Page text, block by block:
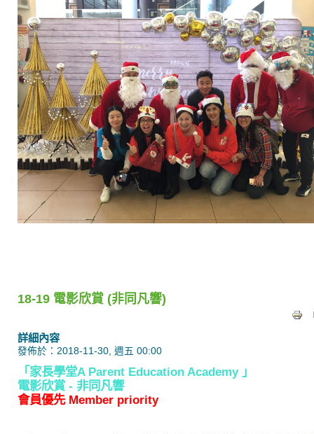
18-19 電影欣賞 (非同凡響)
詳細內容
發佈於：2018-11-30, 週五 00:00
「家長學堂A Parent Education Academy 」
電影欣賞 - 非同凡響
會員優先 Member priority